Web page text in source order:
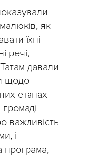
як
їхні
речі,
давали
щодо
етапах
важливість
і
програма,